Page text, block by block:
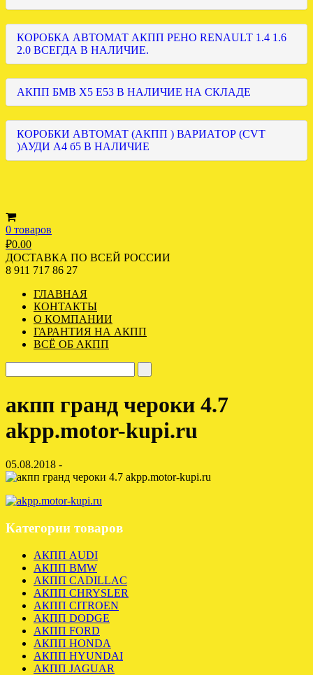
КОРОБКА АВТОМАТ АКПП РЕНО RENAULT 1.4 1.6
2.0 ВСЕГДА В НАЛИЧИЕ.
АКПП БМВ Х5 Е53 В НАЛИЧИЕ НА СКЛАДЕ
КОРОБКИ АВТОМАТ (АКПП ) ВАРИАТОР (CVT
)АУДИ А4 б5 В НАЛИЧИЕ
0 товаров
₽0.00
ДОСТАВКА ПО ВСЕЙ РОССИИ
8 911 717 86 27
ГЛАВНАЯ
КОНТАКТЫ
О КОМПАНИИ
ГАРАНТИЯ НА АКПП
ВСЁ ОБ АКПП
акпп гранд чероки 4.7
akpp.motor-kupi.ru
05.08.2018 -
Категории товаров
АКПП AUDI
АКПП BMW
АКПП CADILLAC
АКПП CHRYSLER
АКПП CITROEN
АКПП DODGE
АКПП FORD
АКПП HONDA
АКПП HYUNDAI
АКПП JAGUAR